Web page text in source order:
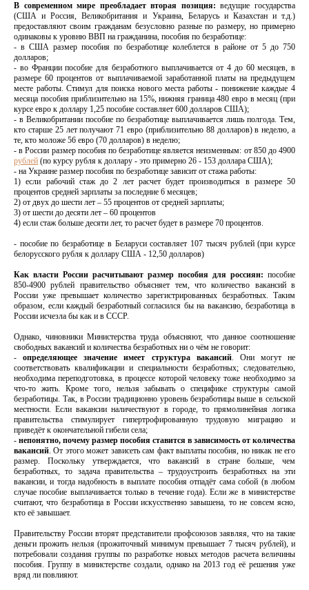
В современном мире преобладает вторая позиция: ведущие государства
(США и Россия, Великобритания и Украина, Беларусь и Казахстан и т.д.)
предоставляют своим гражданам безусловно разные по размеру, но примерно
одинаковы к уровню ВВП на гражданина, пособия по безработице:
- в США размер пособия по безработице колеблется в районе от 5 до 750
долларов;
- во Франции пособие для безработного выплачивается от 4 до 60 месяцев, в
размере 60 процентов от выплачиваемой заработанной платы на предыдущем
месте работы. Стимул для поиска нового места работы - понижение каждые 4
месяца пособия приблизительно на 15%, нижняя граница 480 евро в месяц (при
курсе евро к доллару 1,25 пособие составляет 600 долларов США);
- в Великобритании пособие по безработице выплачивается лишь полгода. Тем,
кто старше 25 лет получают 71 евро (приблизительно 88 долларов) в неделю, а
те, кто моложе 56 евро (70 долларов) в неделю;
- в России размер пособия по безработице является неизменным: от 850 до 4900
рублей (по курсу рубля к доллару - это примерно 26 - 153 доллара США);
- на Украине размер пособия по безработице зависит от стажа работы:
1) если рабочий стаж до 2 лет расчет будет производиться в размере 50
процентов средней зарплаты за последние 6 месяцев;
2) от двух до шести лет – 55 процентов от средней зарплаты;
3) от шести до десяти лет – 60 процентов
4) если стаж больше десяти лет, то расчет будет в размере 70 процентов.
- пособие по безработице в Беларуси составляет 107 тысяч рублей (при курсе
белорусского рубля к доллару США - 12,50 долларов)
Как власти России расчитывают размер пособия для россиян: пособие
850-4900 рублей правительство объясняет тем, что количество вакансий в
России уже превышает количество зарегистрированных безработных. Таким
образом, если каждый безработный согласился бы на вакансию, безработица в
России исчезла бы как и в СССР.
Однако, чиновники Министерства труда объясняют, что данное соотношение
свободных вакансий и количества безработных ни о чём не говорит:
-определяющее значение имеет структура вакансий. Они могут не
соответствовать квалификации и специальности безработных; следовательно,
необходима переподготовка, в процессе которой человеку тоже необходимо за
что-то жить. Кроме того, нельзя забывать о специфике структуры самой
безработицы. Так, в России традиционно уровень безработицы выше в сельской
местности. Если вакансии наличествуют в городе, то прямолинейная логика
правительства стимулирует гипертрофированную трудовую миграцию и
приведёт к окончательной гибели села;
- непонятно, почему размер пособия ставится в зависимость от количества
вакансий. От этого может зависеть сам факт выплаты пособия, но никак не его
размер. Поскольку утверждается, что вакансий в стране больше, чем
безработных, то задача правительства – трудоустроить безработных на эти
вакансии, и тогда надобность в выплате пособия отпадёт сама собой (в любом
случае пособие выплачивается только в течение года). Если же в министерстве
считают, что безработица в России искусственно завышена, то не совсем ясно,
кто её завышает.
Правительству России вторят представители профсоюзов заявляя, что на такие
деньги прожить нельзя (прожиточный минимум превышает 7 тысяч рублей), и
потребовали создания группы по разработке новых методов расчета величины
пособия. Группу в министерстве создали, однако на 2013 год её решения уже
вряд ли повлияют.